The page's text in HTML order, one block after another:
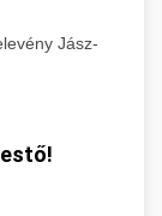
Jász-